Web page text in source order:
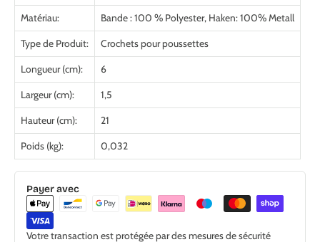
Matériau: Bande : 100 % Polyester, Haken: 100% Metall
Type de Produit: Crochets pour poussettes
Longueur (cm): 6
Largeur (cm): 1,5
Hauteur (cm): 21
Poids (kg): 0,032
Payer avec
Votre transaction est protégée par des mesures de sécurité